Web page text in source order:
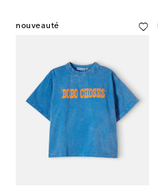
nouveauté